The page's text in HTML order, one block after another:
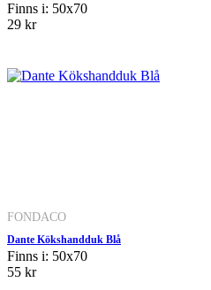
Finns i: 50x70
29 kr
FONDACO
Dante Kökshandduk Blå
Finns i: 50x70
55 kr